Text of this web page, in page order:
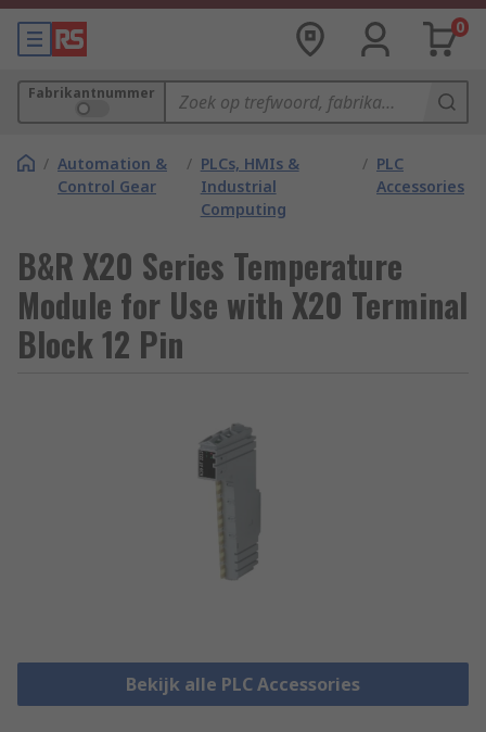
0
Fabrikantnummer
/ Automation &
Control Gear
/ PLCs, HMIs &
Industrial
Computing
/ PLC
Accessories
B&R X20 Series Temperature
Module for Use with X20 Terminal
Block 12 Pin
Bekijk alle PLC Accessories